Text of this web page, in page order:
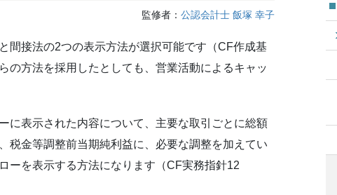
監修者： 公認会計士 飯塚 幸子
間接法の2つの表示方法が選択可能です（CF作成基
の方法を採用したとしても、営業活動によるキャッ
に表示された内容について、主要な取引ごとに総額
税金等調整前当期純利益に、必要な調整を加えてい
ーを表示する方法になります（CF実務指針12